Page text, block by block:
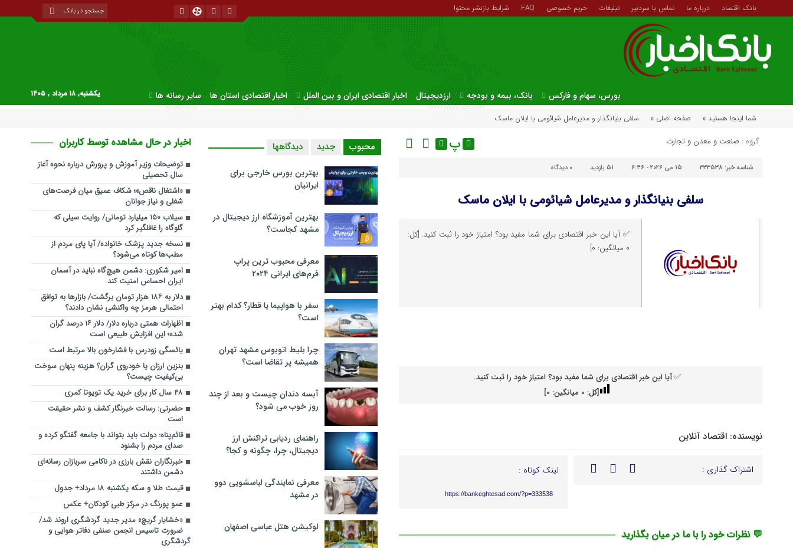
بانک اقتصاد درباره ما تماس با سردبیر تبلیغات حریم خصوصی FAQ شرایط بازنشر محتوا
بورس، سهام و فارکس بانک، بیمه و بودجه ارزدیجیتال اخبار اقتصادی ایران و بین الملل اخبار اقتصادی استان ها سایر رسانه ها یکشنبه, ۱۸ مرداد , ۱۴۰۵
شما اینجا هستید » صفحه اصلی » سلفی بنیانگذار و مدیرعامل شیائومی با ایلان ماسک
گروه : صنعت و معدن و تجارت پ
شناسه خبر: 333538 15 می 2026 - 6:46 51 بازدید ۰ دیدگاه
سلفی بنیانگذار و مدیرعامل شیائومی با ایلان ماسک
✅ آیا این خبر اقتصادی برای شما مفید بود؟ امتیاز خود را ثبت کنید. [کل:
۰ میانگین: ۰]
✅ آیا این خبر اقتصادی برای شما مفید بود؟ امتیاز خود را ثبت کنید.
[کل: 0 میانگین: 0
]
نویسنده: اقتصاد آنلاین
اشتراک گذاری : لینک کوتاه :
https://bankeghtesad.com/?p=333538
💬 نظرات خود را با ما در میان بگذارید
محبوب جدید دیدگاهها
بهترین بورس خارجی برای
ایرانیان
بهترین آموزشگاه ارز دیجیتال در
مشهد کجاست؟
معرفی محبوب ترین پراپ
فرم‌های ایرانی ۲۰۲۴
سفر با هواپیما یا قطار؟ کدام بهتر
است؟
چرا بلیط اتوبوس مشهد تهران
همیشه پر تقاضا است؟
آبسه دندان چیست و بعد از چند
روز خوب می‌ شود؟
راهنمای ردیابی تراکنش ارز
دیجیتال، چرا، چگونه و کجا؟
معرفی نمایندگی لباسشویی دوو
در مشهد
لوکیشن هتل عباسی اصفهان
اخبار در حال مشاهده توسط کاربران
توضیحات وزیر آموزش و پرورش درباره نحوه آغاز
سال تحصیلی
«اشتغال ناقص»؛ شکاف عمیق میان فرصت‌های
شغلی و نیاز جوانان
سیلاب ۱۵۰ میلیارد تومانی/ روایت سیلی که
گلوگاه را غافلگیر کرد
نسخه جدید پزشک خانواده/ آیا پای مردم از
مطب‌ها‌ کوتاه می‌شود؟
امیر شکوری: دشمن هیچ‌گاه نباید در آسمان
ایران احساس امنیت کند
دلار به ۱۸۶ هزار تومان برگشت/ بازارها به توافق
احتمالی هرمز چه واکنشی نشان دادند؟
اظهارات همتی درباره دلار/ دلار ۱۶ درصد گران
شده؛ این افزایش طبیعی است
یائسگی زودرس با فشارخون بالا مرتبط است
بنزین ارزان یا خودروی گران؟ هزینه پنهان سوخت
بی‌کیفیت چیست؟
۴۸ سال کار برای خرید یک تویوتا کمری
حضرتی: رسالت خبرنگار کشف و نشر حقیقت
است
قائم‌پناه: دولت باید بتواند با جامعه گفتگو کرده و
صدای مردم را بشنود
خبرنگاران نقش بارزی در ناکامی سربازان رسانه‌ای
دشمن داشتند
قیمت طلا و سکه یکشنبه ۱۸ مرداد+ جدول
عمو پورنگ در مرکز طبی کودکان+ عکس
«خشایار گریچ» مدیر جدید گردشگری اروند شد/
ضرورت تاسیس انجمن صنفی دفاتر هوایی و
گردشگری